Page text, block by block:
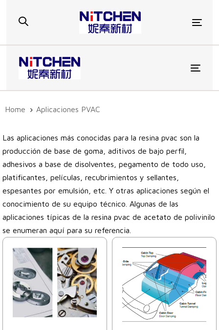
navigation
Home Aplicaciones PVAC
Las aplicaciones más conocidas para la resina pvac son la
producción de base de goma, aditivos de bajo perfil,
adhesivos a base de disolventes, pegamento de todo uso,
platificantes, películas, recubrimientos y sellantes,
espesantes por emulsión, etc. Y otras aplicaciones según el
conocimiento de su equipo técnico. Algunas de las
aplicaciones típicas de la resina pvac de acetato de polivinilo
se enumeran aquí para su referencia.